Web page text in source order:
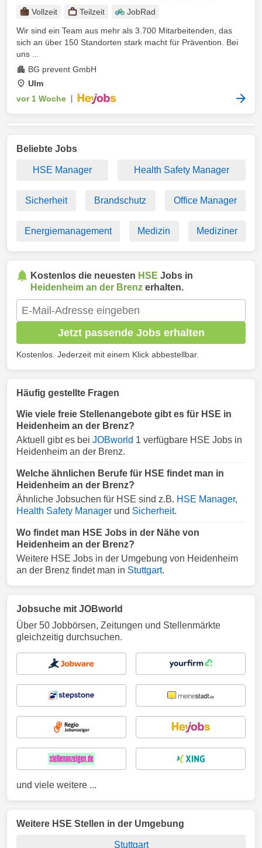
Vollzeit Teilzeit
JobRad
Wir sind ein Team aus mehr als 3.700 Mitarbeitenden, das
sich an über 150 Standorten stark macht für Prävention. Bei
uns ...
BG prevent GmbH
Ulm
vor 1 Woche
Beliebte Jobs
HSE Manager Health Safety Manager
Sicherheit Brandschutz Office Manager
Energiemanagement Medizin Mediziner
Kostenlos die neuesten HSE Jobs in
Heidenheim an der Brenz erhalten.
Jetzt passende Jobs erhalten
Kostenlos. Jederzeit mit einem Klick abbestellbar.
Häufig gestellte Fragen
Wie viele freie Stellenangebote gibt es für HSE in
Heidenheim an der Brenz?
Aktuell gibt es bei JOBworld 1 verfügbare HSE Jobs in
Heidenheim an der Brenz.
Welche ähnlichen Berufe für HSE findet man in
Heidenheim an der Brenz?
Ähnliche Jobsuchen für HSE sind z.B. HSE Manager,
Health Safety Manager und Sicherheit.
Wo findet man HSE Jobs in der Nähe von
Heidenheim an der Brenz?
Weitere HSE Jobs in der Umgebung von Heidenheim
an der Brenz findet man in Stuttgart.
Jobsuche mit JOBworld
Über 50 Jobbörsen, Zeitungen und Stellenmärkte
gleichzeitig durchsuchen.
und viele weitere ...
Weitere HSE Stellen in der Umgebung
Stuttgart